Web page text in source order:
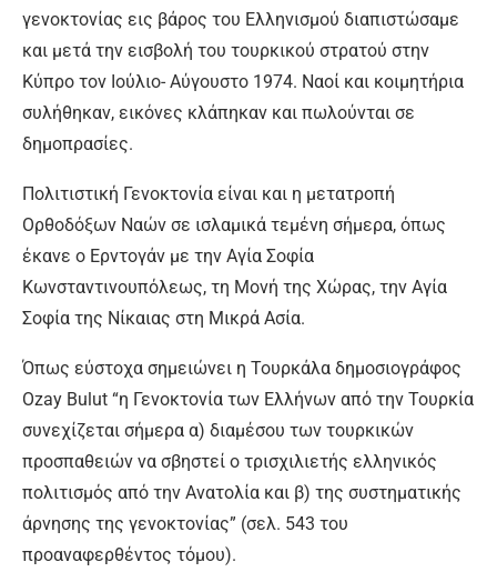
γενοκτονίας εις βάρος του Ελληνισμού διαπιστώσαμε
και μετά την εισβολή του τουρκικού στρατού στην
Κύπρο τον Ιούλιο- Αύγουστο 1974. Ναοί και κοιμητήρια
συλήθηκαν, εικόνες κλάπηκαν και πωλούνται σε
δημοπρασίες.
Πολιτιστική Γενοκτονία είναι και η μετατροπή
Ορθοδόξων Ναών σε ισλαμικά τεμένη σήμερα, όπως
έκανε ο Ερντογάν με την Αγία Σοφία
Κωνσταντινουπόλεως, τη Μονή της Χώρας, την Αγία
Σοφία της Νίκαιας στη Μικρά Ασία.
Όπως εύστοχα σημειώνει η Τουρκάλα δημοσιογράφος
Ozay Bulut “η Γενοκτονία των Ελλήνων από την Τουρκία
συνεχίζεται σήμερα α) διαμέσου των τουρκικών
προσπαθειών να σβηστεί ο τρισχιλιετής ελληνικός
πολιτισμός από την Ανατολία και β) της συστηματικής
άρνησης της γενοκτονίας” (σελ. 543 του
προαναφερθέντος τόμου).